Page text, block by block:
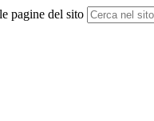
pagine del sito